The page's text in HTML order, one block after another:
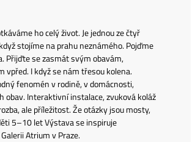
ho celý život. Je jednou ze čtyř
stojíme na prahu neznámého. Pojďme
Přijďte se zasmát svým obavám,
vpřed. I když se nám třesou kolena.
fenomén v rodině, v domácnosti,
obav. Interaktivní instalace, zvuková koláž
ale příležitost. Že otázky jsou mosty,
5–10 let Výstava se inspiruje
Atrium v Praze.